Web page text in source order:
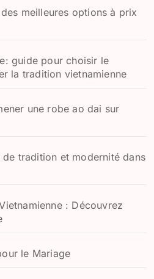
meilleures options à prix
guide pour choisir le
la tradition vietnamienne
une robe ao dai sur
tradition et modernité dans
: Découvrez
le Mariage